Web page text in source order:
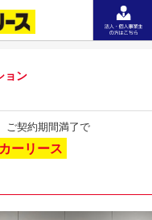
ョン
ご契約期間満了で
ーリース